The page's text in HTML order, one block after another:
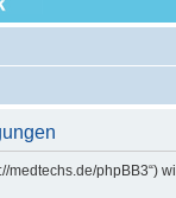
medtechs.de/